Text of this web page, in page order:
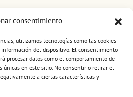
consentimiento
utilizamos tecnologías como las cookies
del dispositivo. El consentimiento
procesar datos como el comportamiento de
únicas en este sitio. No consentir o retirar el
a ciertas características y